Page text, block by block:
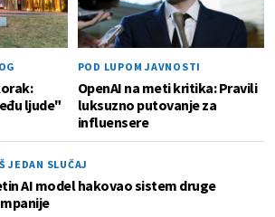
ljude"
POD LUPOM JAVNOSTI
OpenAI na meti kritika: Pravili
luksuzno putovanje za
influensere
JEDAN SLUČAJ
AI model hakovao sistem druge